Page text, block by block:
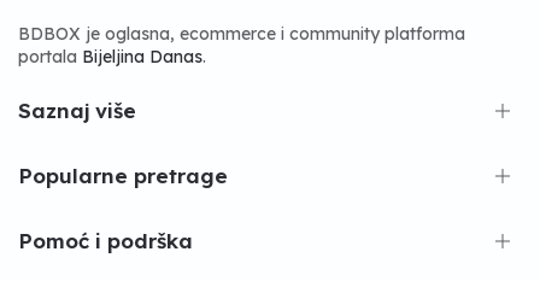
BDBOX je oglasna, ecommerce i community platforma
portala Bijeljina Danas.
Saznaj više
Popularne pretrage
Pomoć i podrška